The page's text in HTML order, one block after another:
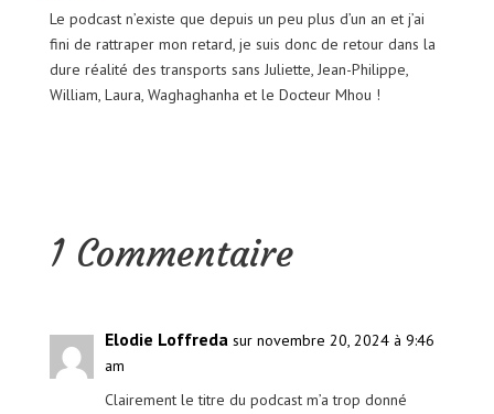
Le podcast n’existe que depuis un peu plus d’un an et j’ai
fini de rattraper mon retard, je suis donc de retour dans la
dure réalité des transports sans Juliette, Jean-Philippe,
William, Laura, Waghaghanha et le Docteur Mhou !
1 Commentaire
Elodie Loffreda sur novembre 20, 2024 à 9:46
am
Clairement le titre du podcast m’a trop donné